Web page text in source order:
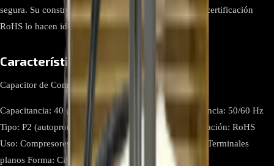
segura. Su construcción robusta, protección tipo P2 y certificación
RoHS lo hacen ideal para equipos exigentes.
Características técnicas
Capacitor de Compresor
Capacitancia: 40 μF Voltaje nominal: 450V AC Frecuencia: 50/60 Hz
Tipo: P2 (autoprotegido) Vida útil: 2000 horas Certificación: RoHS
Uso: Compresores de aire acondicionado Conectores: Terminales
planos Forma: Cilíndrica